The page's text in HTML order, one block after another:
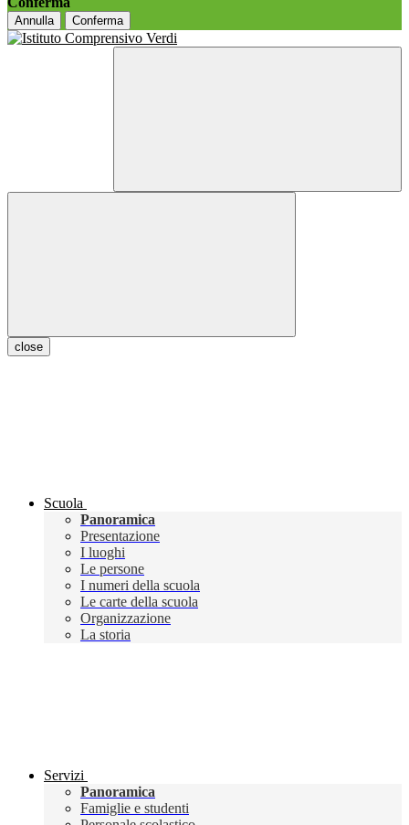
Annulla Conferma
close
Scuola
Panoramica
Presentazione
I luoghi
Le persone
I numeri della scuola
Le carte della scuola
Organizzazione
La storia
Servizi
Panoramica
Famiglie e studenti